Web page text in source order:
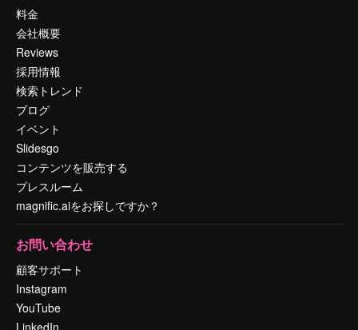
料金
会社概要
Reviews
採用情報
検索トレンド
ブログ
イベント
Slidesgo
コンテンツを販売する
プレスルーム
magnific.aiをお探しですか？
お問い合わせ
顧客サポート
Instagram
YouTube
LinkedIn